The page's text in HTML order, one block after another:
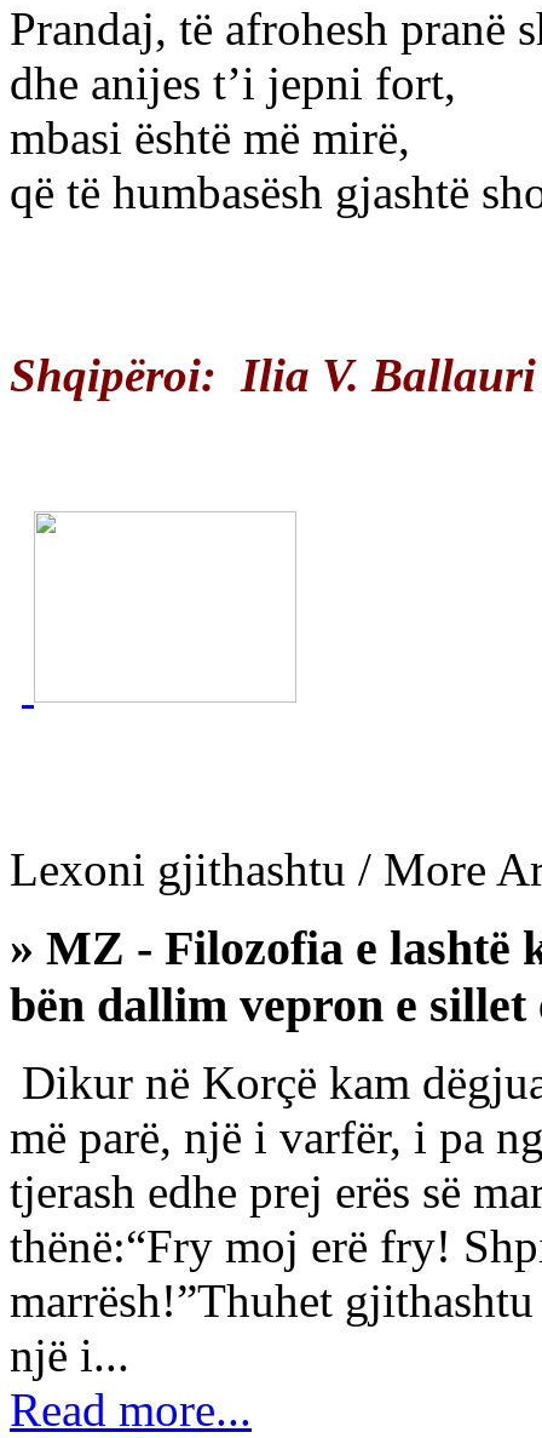
Prandaj, të afrohesh pranë
dhe anijes t’i jepni fort,
mbasi është më mirë,
që të humbasësh gjashtë
Shqipëroi: Ilia V.
Lexoni gjithashtu / More
» MZ - Filozofia e lashtë
bën dallim vepron e sillet
Dikur në Korçë kam
më parë, një i varfër, i pa
tjerash edhe prej erës së
thënë:“Fry moj erë fry!
marrësh!”Thuhet
një i...
Read more...